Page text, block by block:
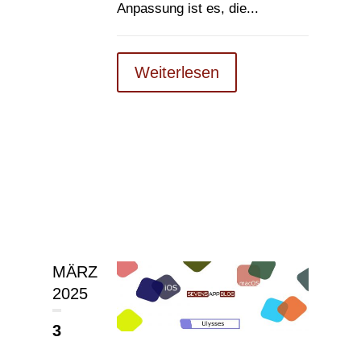
Anpassung ist es, die...
Weiterlesen
MÄRZ
2025
3